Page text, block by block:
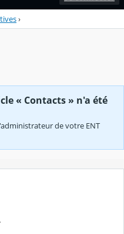
›
« Contacts » n'a été
de votre ENT